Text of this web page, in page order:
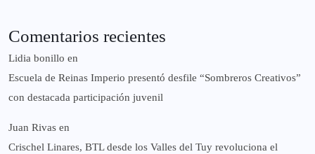
Comentarios recientes
Lidia bonillo en
Escuela de Reinas Imperio presentó desfile “Sombreros Creativos”
con destacada participación juvenil
Juan Rivas en
Crischel Linares, BTL desde los Valles del Tuy revoluciona el